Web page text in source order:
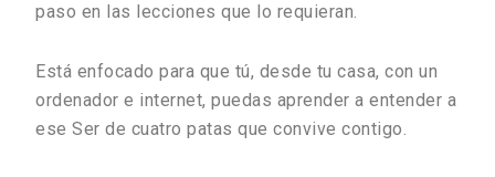
paso en las lecciones que lo requieran.
Está enfocado para que tú, desde tu casa, con un
ordenador e internet, puedas aprender a entender a
ese Ser de cuatro patas que convive contigo.